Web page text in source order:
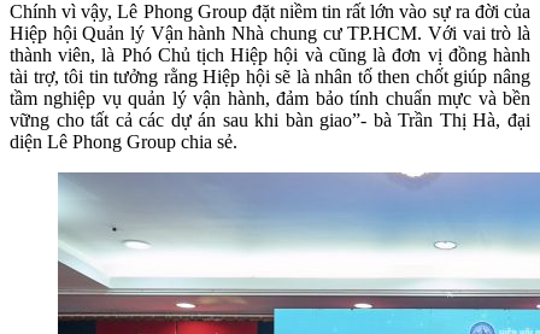
Chính vì vậy, Lê Phong Group đặt niềm tin rất lớn vào sự ra đời của
Hiệp hội Quản lý Vận hành Nhà chung cư TP.HCM. Với vai trò là
thành viên, là Phó Chủ tịch Hiệp hội và cũng là đơn vị đồng hành
tài trợ, tôi tin tưởng rằng Hiệp hội sẽ là nhân tố then chốt giúp nâng
tầm nghiệp vụ quản lý vận hành, đảm bảo tính chuẩn mực và bền
vững cho tất cả các dự án sau khi bàn giao”- bà Trần Thị Hà, đại
diện Lê Phong Group chia sẻ.